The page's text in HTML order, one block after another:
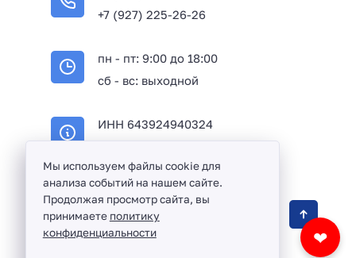
+7 (927) 225-26-26
пн - пт: 9:00 до 18:00
сб - вс: выходной
ИНН 643924940324
❤
Оптовая продажа сантехники и комплектующих
в Балаково и Саратовской области ©
Мы используем файлы cookie для
анализа событий на нашем сайте.
Продолжая просмотр сайта, вы
принимаете политику
конфиденциальности